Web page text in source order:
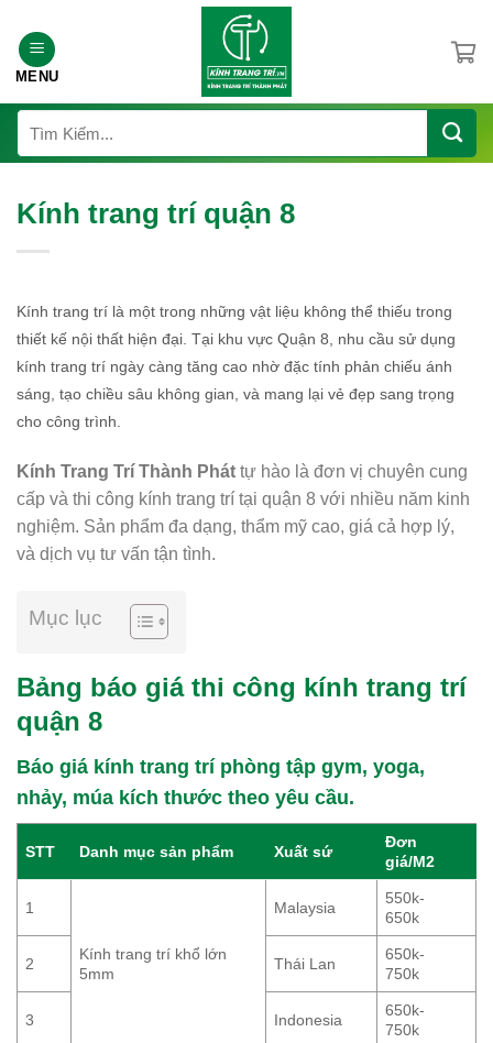
đến
nộiMENU
Tìm
kiếm:
Kính trang trí quận 8
Kính trang trí là một trong những vật liệu không thể thiếu trong
thiết kế nội thất hiện đại. Tại khu vực Quận 8, nhu cầu sử dụng
kính trang trí ngày càng tăng cao nhờ đặc tính phản chiếu ánh
sáng, tạo chiều sâu không gian, và mang lại vẻ đẹp sang trọng
cho công trình.
Kính Trang Trí Thành Phát tự hào là đơn vị chuyên cung
cấp và thi công kính trang trí tại quận 8 với nhiều năm kinh
nghiệm. Sản phẩm đa dạng, thẩm mỹ cao, giá cả hợp lý,
và dịch vụ tư vấn tận tình.
Mục lục
Bảng báo giá thi công kính trang trí
quận 8
Báo giá kính trang trí phòng tập gym, yoga,
nhảy, múa kích thước theo yêu cầu.
STT Danh mục sản phẩm Xuất sứ
Đơn
giá/M2
1
Kính trang trí khổ lớn
5mm
Malaysia
550k-
650k
2 Thái Lan
650k-
750k
3 Indonesia
650k-
750k